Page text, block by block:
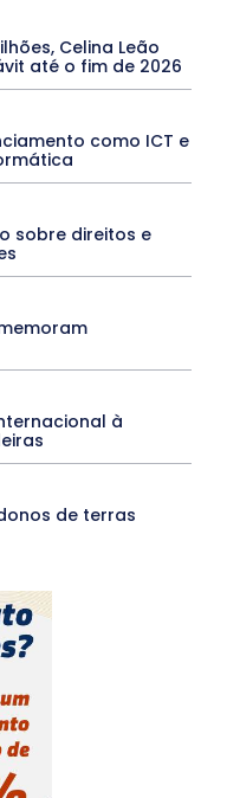
LITERATURA
Maranhão
Mato Grosso do Sul
MOBILIDADE
MPOX
PUBLIEDITORIAL
Soltando o Verbo
Pública ZikaVirus
Celina Leão
até o fim de 2026
como ICT e
sobre direitos e
à
de terras